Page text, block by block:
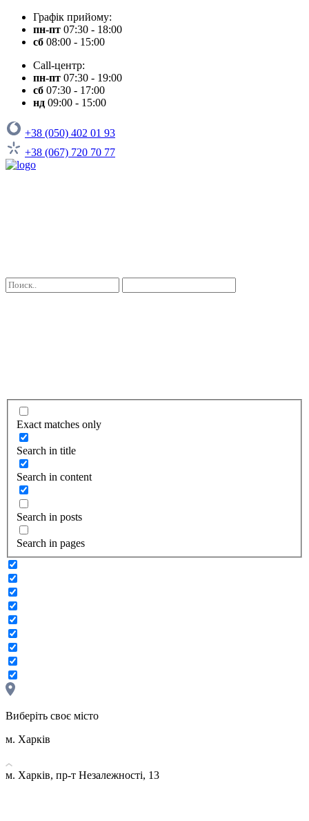
Графік прийому:
пн-пт 07:30 - 18:00
сб 08:00 - 15:00
Call-центр:
пн-пт 07:30 - 19:00
сб 07:30 - 17:00
нд 09:00 - 15:00
+38 (050) 402 01 93
+38 (067) 720 70 77
Exact matches only
Search in title
Search in content
Search in posts
Search in pages
Виберіть своє місто
м. Харків
м. Харків, пр-т Незалежності, 13